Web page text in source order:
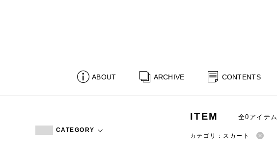
ABOUT ARCHIVE CONTENTS
CATEGORY
ITEM 全0アイテム
カテゴリ：スカート